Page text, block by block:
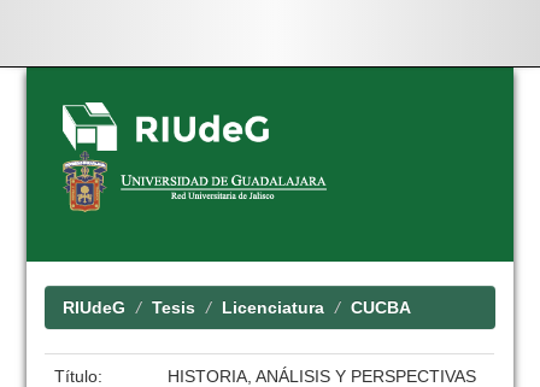
Skip
navigation
RIUdeG Tesis Licenciatura CUCBA
Título:
HISTORIA, ANÁLISIS Y PERSPECTIVAS